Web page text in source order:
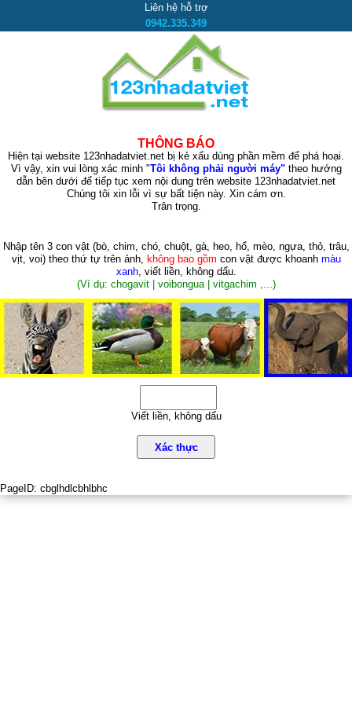
Liên hệ hỗ trợ
0942.335.349
THÔNG BÁO
Hiện tại website 123nhadatviet.net bị kẻ xấu dùng phần mềm để phá hoại.
Vì vậy, xin vui lòng xác minh "Tôi không phải người máy"theo hướng
dẫn bên dưới để tiếp tục xem nội dung trên website 123nhadatviet.net
Chúng tôi xin lỗi vì sự bất tiện này. Xin cám ơn.
Trân trọng.
Nhập tên 3 con vật (bò, chim, chó, chuột, gà, heo, hổ, mèo, ngựa, thỏ, trâu,
vịt, voi)theo thứ tự trên ảnh, không bao gồm con vật được khoanh màu
xanh, viết liền, không dấu.
(Ví dụ: chogavit | voibongua | vitgachim ,...)
Viết liền, không dấu
Xác thực
PageID: cbglhdlcbhlbhc